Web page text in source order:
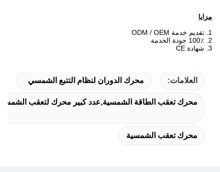
مزايا
العلامات: محرك الدوران لنظام التتبع الشمسي
محرك تعقب الطاقة الشمسية,عدد كبير محرك لتعقب الشمسية
محرك تعقب الشمسية